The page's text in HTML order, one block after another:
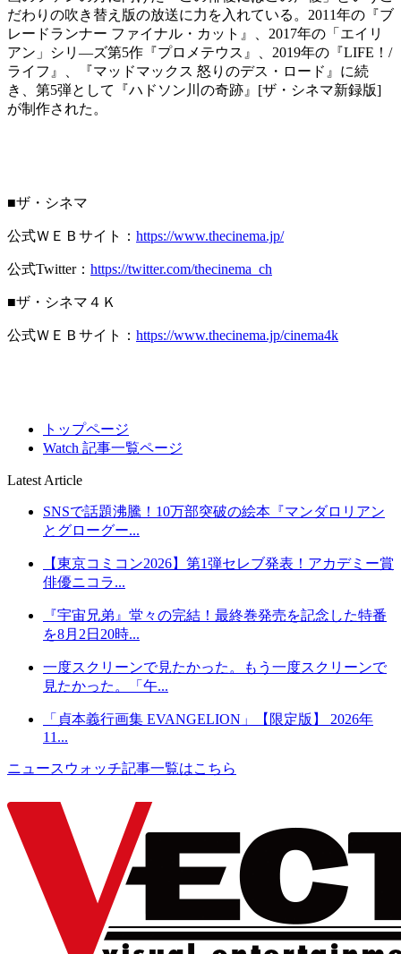
だわりの吹き替え版の放送に力を入れている。2011年の『ブ
レードランナー ファイナル・カット』、2017年の「エイリ
アン」シリ―ズ第5作『プロメテウス』、2019年の『LIFE！/
ライフ』、『マッドマックス 怒りのデス・ロード』に続
き、第5弾として『ハドソン川の奇跡』[ザ・シネマ新録版]
が制作された。
■ザ・シネマ
公式ＷＥＢサイト： https://www.thecinema.jp/
公式Twitter： https://twitter.com/thecinema_ch
■ザ・シネマ４Ｋ
公式ＷＥＢサイト： https://www.thecinema.jp/cinema4k
トップページ
Watch 記事一覧ページ
Latest Article
SNSで話題沸騰！10万部突破の絵本『マンダロリアン
とグローグー...
【東京コミコン2026】第1弾セレブ発表！アカデミー賞
俳優ニコラ...
『宇宙兄弟』堂々の完結！最終巻発売を記念した特番
を8月2日20時...
一度スクリーンで見たかった。もう一度スクリーンで
見たかった。「午...
「貞本義行画集 EVANGELION」【限定版】 2026年
11...
ニュースウォッチ記事一覧はこちら